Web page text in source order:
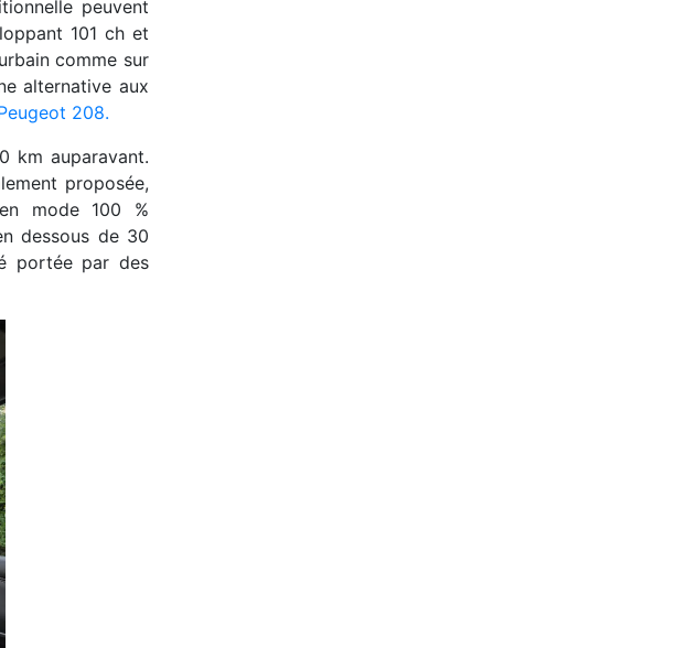
peuvent
101 ch et
comme sur
alternative aux
208.
km auparavant.
proposée,
mode 100 %
dessous de 30
portée par des